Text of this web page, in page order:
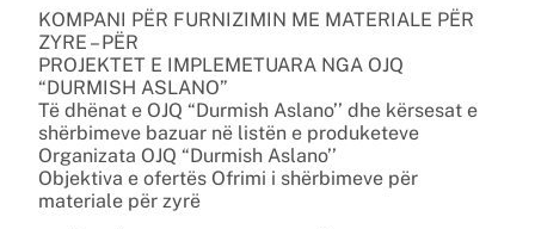
KOMPANI PËR FURNIZIMIN ME MATERIALE PËR
ZYRE – PËR
PROJEKTET E IMPLEMETUARA NGA OJQ
“DURMISH ASLANO”
Të dhënat e OJQ “Durmish Aslano’’ dhe kërsesat e
shërbimeve bazuar në listën e produketeve
Organizata OJQ “Durmish Aslano’’
Objektiva e ofertës Ofrimi i shërbimeve për
materiale për zyrë